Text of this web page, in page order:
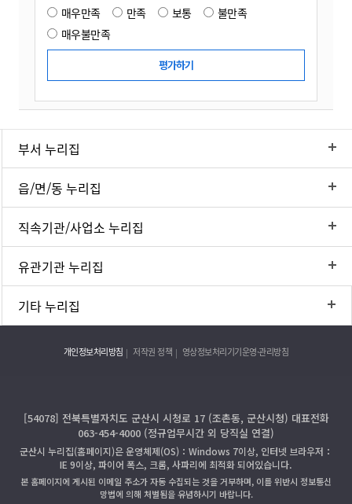
매우만족 만족 보통
불만족
매우불만족
부서 누리집
읍/면/동 누리집
직속기관/사업소 누리집
유관기관 누리집
기타 누리집
개인정보처리방침 저작권 정책 영상정보처리기기운영·관리방침
[54078] 전북특별자치도 군산시 시청로 17 (조촌동, 군산시청) 대표전화
063-454-4000 (정규업무시간 외 당직실 연결)
군산시 누리집(홈페이지)은 운영체제(OS)：Windows 7이상, 인터넷 브라우저：
IE 9이상, 파이어 폭스, 크롬, 사파리에 최적화 되어있습니다.
본 홈페이지에 게시된 이메일 주소가 자동 수집되는 것을 거부하며, 이를 위반시 정보통신
망법에 의해 처벌됨을 유념하시기 바랍니다.